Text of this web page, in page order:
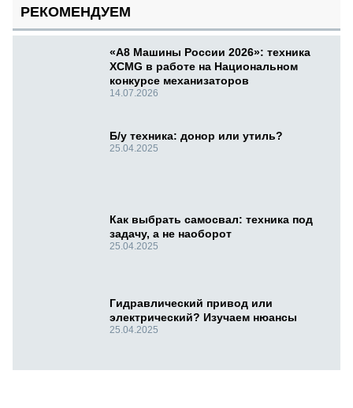
РЕКОМЕНДУЕМ
«А8 Машины России 2026»: техника
XCMG в работе на Национальном
конкурсе механизаторов
14.07.2026
Б/у техника: донор или утиль?
25.04.2025
Как выбрать самосвал: техника под
задачу, а не наоборот
25.04.2025
Гидравлический привод или
электрический? Изучаем нюансы
25.04.2025